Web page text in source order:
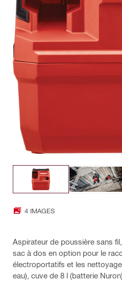
4 IMAGES
Aspirateur de poussière sans
sac à dos en option pour le
électroportatifs et les
eau), cuve de 8 l (batterie